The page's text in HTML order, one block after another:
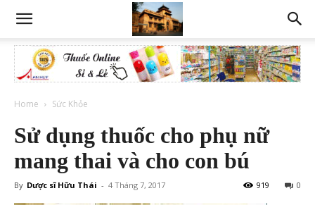
Home Sức Khỏe
Sử dụng thuốc cho phụ nữ
mang thai và cho con bú
By Dược sĩ Hữu Thái - 4 Tháng 7, 2017 0
919